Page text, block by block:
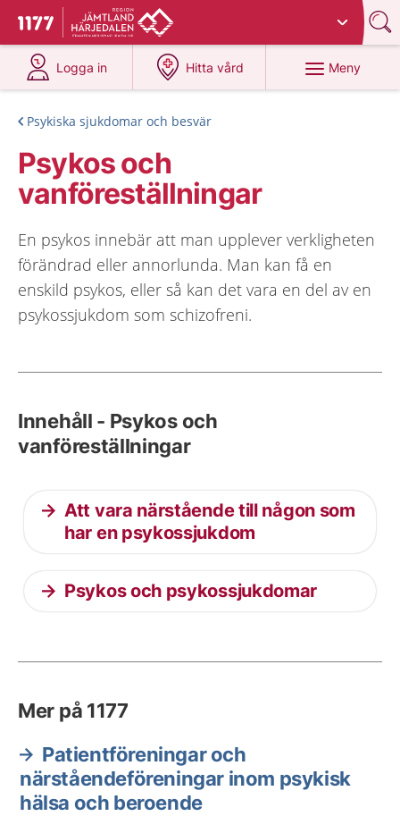
Till startsidan för 1177
Du har valt region
Logga in
på 1177.se
Hitta vård
på 1177.se
Meny
Psykiska sjukdomar och besvär
Psykos och
vanföreställningar
En psykos innebär att man upplever verkligheten
förändrad eller annorlunda. Man kan få en
enskild psykos, eller så kan det vara en del av en
psykossjukdom som schizofreni.
Innehåll - Psykos och
vanföreställningar
Att vara närstående till någon som
har en psykossjukdom
Psykos och psykossjukdomar
Mer på 1177
Patientföreningar och
närståendeföreningar inom psykisk
hälsa och beroende